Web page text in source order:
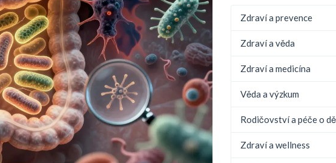
Zdraví a prevence
Zdraví a věda
Zdraví a medicína
Věda a výzkum
Rodičovství a péče o
Zdraví a wellness